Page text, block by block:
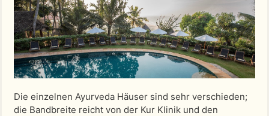
Die einzelnen Ayurveda Häuser sind sehr verschieden;
die Bandbreite reicht von der Kur Klinik und den